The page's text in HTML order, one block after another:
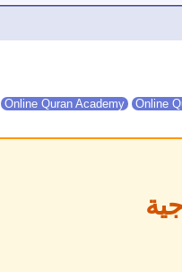
Online Quran Academy Online